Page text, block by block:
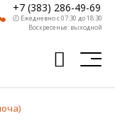
+7 (383) 286-49-69
🕗 Ежедневно с 07:30 до 18:30
Воскресенье: выходной